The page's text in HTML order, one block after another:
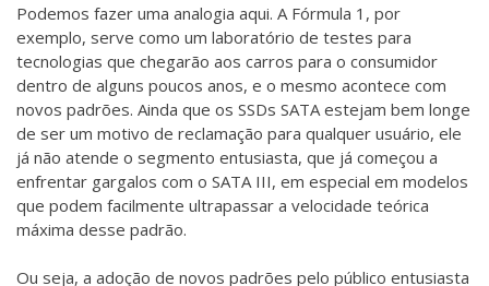
Podemos fazer uma analogia aqui. A Fórmula 1, por
exemplo, serve como um laboratório de testes para
tecnologias que chegarão aos carros para o consumidor
dentro de alguns poucos anos, e o mesmo acontece com
novos padrões. Ainda que os SSDs SATA estejam bem longe
de ser um motivo de reclamação para qualquer usuário, ele
já não atende o segmento entusiasta, que já começou a
enfrentar gargalos com o SATA III, em especial em modelos
que podem facilmente ultrapassar a velocidade teórica
máxima desse padrão.
Ou seja, a adoção de novos padrões pelo público entusiasta